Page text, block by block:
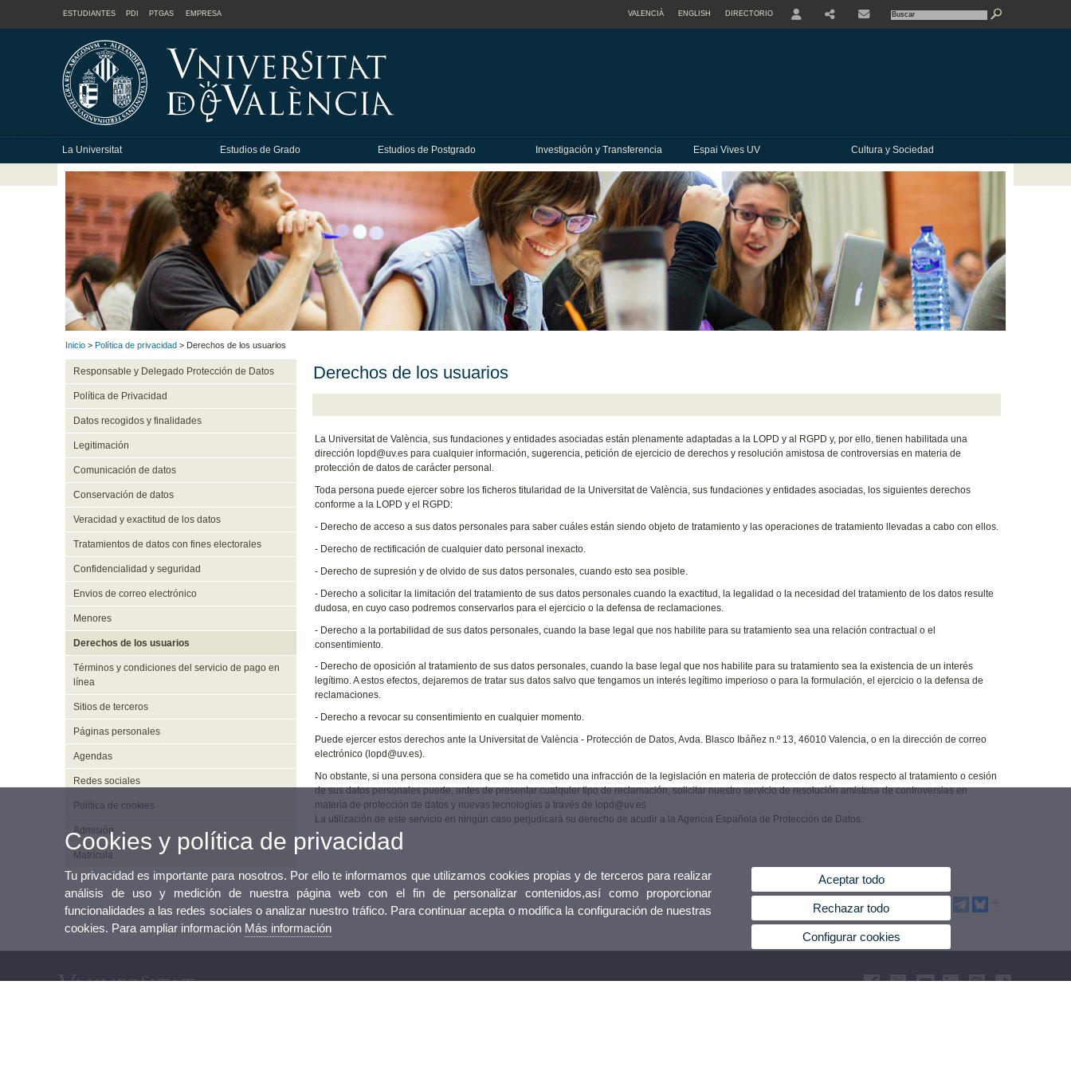
ESTUDIANTES PDI PTGAS EMPRESA VALENCIÀ ENGLISH DIRECTORIO
La Universitat Estudios de Grado Estudios de Postgrado Investigación y Transferencia Espai Vives UV Cultura y Sociedad
Inicio > Política de privacidad > Derechos de los usuarios
Responsable y Delegado Protección de Datos
Política de Privacidad
Datos recogidos y finalidades
Legitimación
Comunicación de datos
Conservación de datos
Veracidad y exactitud de los datos
Tratamientos de datos con fines electorales
Confidencialidad y seguridad
Envios de correo electrónico
Menores
Derechos de los usuarios
Términos y condiciones del servicio de pago en
línea
Sitios de terceros
Páginas personales
Agendas
Redes sociales
Política de cookies
Admisión
Matrícula
Derechos de los usuarios
La Universitat de València, sus fundaciones y entidades asociadas están plenamente adaptadas a la LOPD y al RGPD y, por ello, tienen habilitada una
dirección lopd@uv.es para cualquier información, sugerencia, petición de ejercicio de derechos y resolución amistosa de controversias en materia de
protección de datos de carácter personal.
Toda persona puede ejercer sobre los ficheros titularidad de la Universitat de València, sus fundaciones y entidades asociadas, los siguientes derechos
conforme a la LOPD y el RGPD:
- Derecho de acceso a sus datos personales para saber cuáles están siendo objeto de tratamiento y las operaciones de tratamiento llevadas a cabo con ellos.
- Derecho de rectificación de cualquier dato personal inexacto.
- Derecho de supresión y de olvido de sus datos personales, cuando esto sea posible.
- Derecho a solicitar la limitación del tratamiento de sus datos personales cuando la exactitud, la legalidad o la necesidad del tratamiento de los datos resulte
dudosa, en cuyo caso podremos conservarlos para el ejercicio o la defensa de reclamaciones.
- Derecho a la portabilidad de sus datos personales, cuando la base legal que nos habilite para su tratamiento sea una relación contractual o el
consentimiento.
- Derecho de oposición al tratamiento de sus datos personales, cuando la base legal que nos habilite para su tratamiento sea la existencia de un interés
legítimo. A estos efectos, dejaremos de tratar sus datos salvo que tengamos un interés legítimo imperioso o para la formulación, el ejercicio o la defensa de
reclamaciones.
- Derecho a revocar su consentimiento en cualquier momento.
Puede ejercer estos derechos ante la Universitat de València - Protección de Datos, Avda. Blasco Ibáñez n.º 13, 46010 Valencia, o en la dirección de correo
electrónico (lopd@uv.es).
No obstante, si una persona considera que se ha cometido una infracción de la legislación en materia de protección de datos respecto al tratamiento o cesión
de sus datos personales puede, antes de presentar cualquier tipo de reclamación, solicitar nuestro servicio de resolución amistosa de controversias en
materia de protección de datos y nuevas tecnologías a través de lopd@uv.es
La utilización de este servicio en ningún caso perjudicará su derecho de acudir a la Agencia Española de Protección de Datos.
Cookies y política de privacidad
Tu privacidad es importante para nosotros. Por ello te informamos que utilizamos cookies propias y de terceros para realizar
análisis de uso y medición de nuestra página web con el fin de personalizar contenidos,así como proporcionar
funcionalidades a las redes sociales o analizar nuestro tráfico. Para continuar acepta o modifica la configuración de nuestras
cookies. Para ampliar información Más información
Aceptar todo
Rechazar todo
Configurar cookies